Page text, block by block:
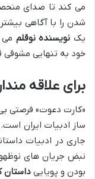
می کند تا صدای
شدن را با آگاهی
یک نویسنده نوقلم می
خود به تنهایی
برای علاقه
«کارت دعوت» فرصتی
ساز ادبیات ایران
جاری در ادبیات
نبض جریان های
بودن و پویایی داستان